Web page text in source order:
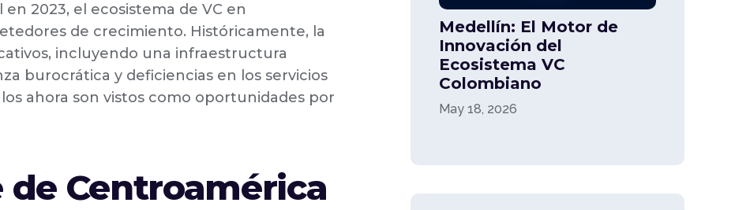
2023, el ecosistema de VC en
de crecimiento. Históricamente, la
incluyendo una infraestructura
burocrática y deficiencias en los servicios
ahora son vistos como oportunidades por
Centroamérica
Medellín: El Motor de
Innovación del
Ecosistema VC
Colombiano
May 18, 2026